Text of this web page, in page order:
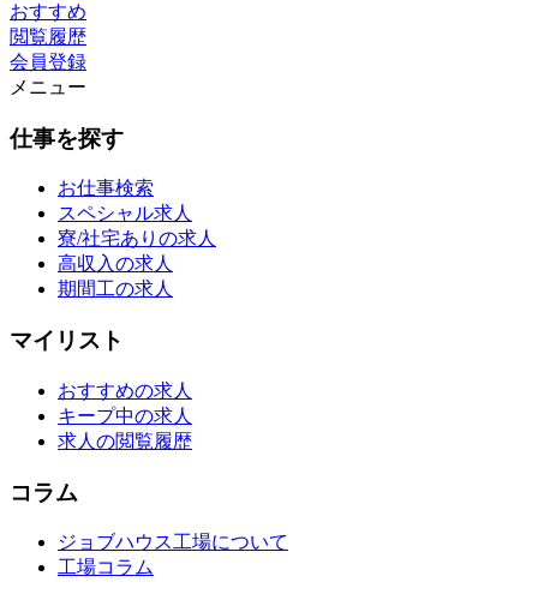
おすすめ
閲覧履歴
会員登録
メニュー
仕事を探す
お仕事検索
スペシャル求人
寮/社宅ありの求人
高収入の求人
期間工の求人
マイリスト
おすすめの求人
キープ中の求人
求人の閲覧履歴
コラム
ジョブハウス工場について
工場コラム